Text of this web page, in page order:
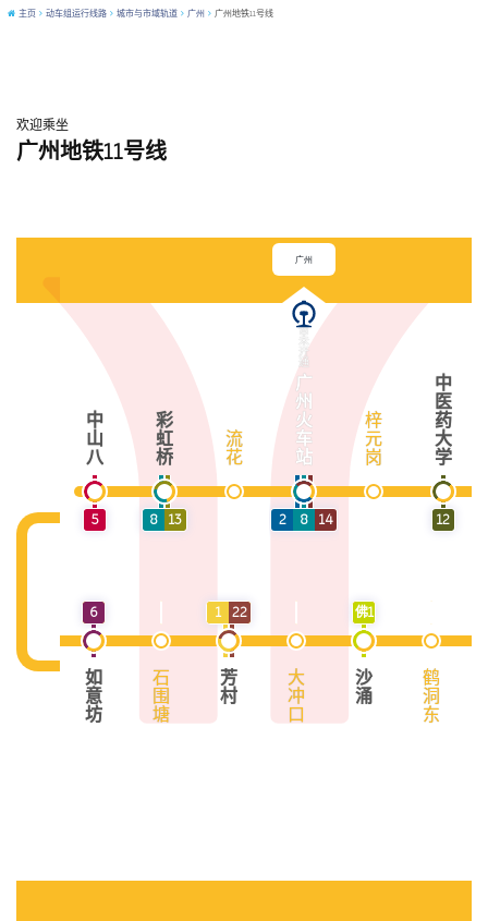
主页 动车组运行线路 城市与市域轨道 广州 广州地铁11号线
欢迎乘坐
广州地铁11号线
中
山
八
5
彩
虹
桥
8 13
流
花
广州
广
州
火
车
站
暂
通
2 8 14
梓
元
岗
中
医
药
大
学
12
6
如
意
坊
石
围
塘
1 22
芳
村
大
冲
口
佛1
沙
涌
鹤
洞
东